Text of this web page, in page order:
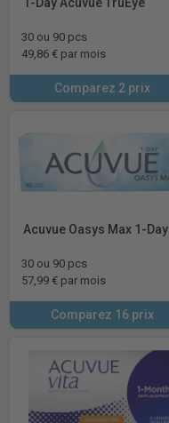
30 ou 90 pcs
49,86 € par mois
Comparez 2 prix
Acuvue Oasys Max 1-Day
30 ou 90 pcs
57,99 € par mois
Comparez 16 prix